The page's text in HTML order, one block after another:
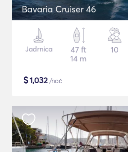
Bavaria Cruiser 46
Jadrnica
47 ft
14 m
10
$1,032/noč